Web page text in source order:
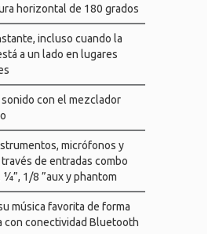
horizontal de 180 grados
incluso cuando la
a un lado en lugares
con el mezclador
micrófonos y
de entradas combo
¼”, 1/8 ”aux y phantom
música favorita de forma
con conectividad Bluetooth